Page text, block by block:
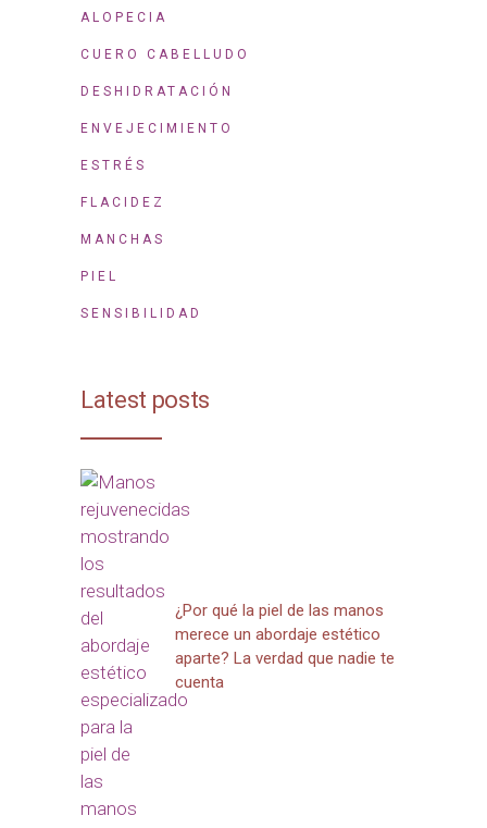
ALOPECIA
CUERO CABELLUDO
DESHIDRATACIÓN
ENVEJECIMIENTO
ESTRÉS
FLACIDEZ
MANCHAS
PIEL
SENSIBILIDAD
Latest posts
¿Por qué la piel de las manos
merece un abordaje estético
aparte? La verdad que nadie te
cuenta